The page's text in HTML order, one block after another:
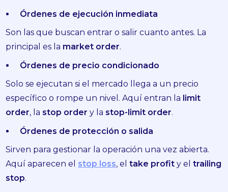
Órdenes de ejecución inmediata
Son las que buscan entrar o salir cuanto antes. La
principal es la market order.
Órdenes de precio condicionado
Solo se ejecutan si el mercado llega a un precio
específico o rompe un nivel. Aquí entran la limit
order, la stop order y la stop-limit order.
Órdenes de protección o salida
Sirven para gestionar la operación una vez abierta.
Aquí aparecen el stop loss, eltake profit y eltrailing
stop.